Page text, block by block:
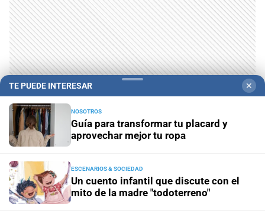
TE PUEDE INTERESAR ✕
NOSOTROS
Guía para transformar tu placard y
aprovechar mejor tu ropa
ESCENARIOS & SOCIEDAD
Un cuento infantil que discute con el
mito de la madre "todoterreno"